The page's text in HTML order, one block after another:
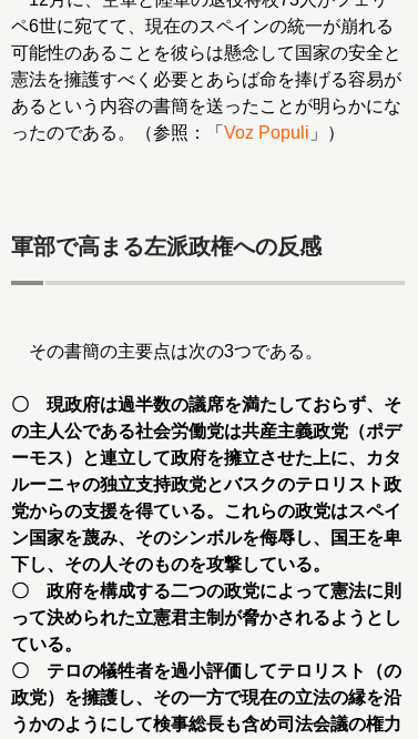
ペ6世に宛てて、現在のスペインの統一が崩れる
可能性のあることを彼らは懸念して国家の安全と
憲法を擁護すべく必要とあらば命を捧げる容易が
あるという内容の書簡を送ったことが明らかにな
ったのである。（参照：「 Voz Populi 」）
軍部で高まる左派政権への反感
その書簡の主要点は次の3つである。
〇 現政府は過半数の議席を満たしておらず、そ
の主人公である社会労働党は共産主義政党（ポデ
ーモス）と連立して政府を擁立させた上に、カタ
ルーニャの独立支持政党とバスクのテロリスト政
党からの支援を得ている。これらの政党はスペイ
ン国家を蔑み、そのシンボルを侮辱し、国王を卑
下し、その人そのものを攻撃している。
〇 政府を構成する二つの政党によって憲法に則
って決められた立憲君主制が脅かされるようとし
ている。
〇 テロの犠牲者を過小評価してテロリスト（の
政党）を擁護し、その一方で現在の立法の縁を沿
うかのようにして検事総長も含め司法会議の権力